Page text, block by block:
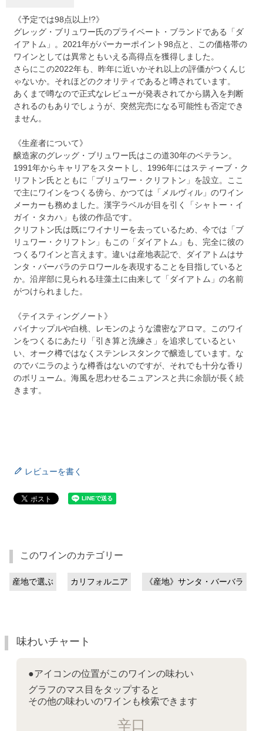
《予定では98点以上!?》
グレッグ・ブリュワー氏のプライベート・ブランドである「ダ
イアトム」。2021年がパーカーポイント98点と、この価格帯の
ワインとしては異常ともいえる高得点を獲得しました。
さらにこの2022年も、昨年に近いかそれ以上の評価がつくんじ
ゃないか。それほどのクオリティであると噂されています。
あくまで噂なので正式なレビューが発表されてから購入を判断
されるのもありでしょうが、突然完売になる可能性も否定でき
ません。
《生産者について》
醸造家のグレッグ・ブリュワー氏はこの道30年のベテラン。
1991年からキャリアをスタートし、1996年にはスティーブ・ク
リフトン氏とともに「ブリュワー・クリフトン」を設立。ここ
で主にワインをつくる傍ら、かつては「メルヴィル」のワイン
メーカーも務めました。漢字ラベルが目を引く「シャトー・イ
ガイ・タカハ」も彼の作品です。
クリフトン氏は既にワイナリーを去っているため、今では「ブ
リュワー・クリフトン」もこの「ダイアトム」も、完全に彼の
つくるワインと言えます。違いは産地表記で、ダイアトムはサ
ンタ・バーバラのテロワールを表現することを目指していると
か。沿岸部に見られる珪藻土に由来して「ダイアトム」の名前
がつけられました。
《テイスティングノート》
パイナップルや白桃、レモンのような濃密なアロマ。このワイ
ンをつくるにあたり「引き算と洗練さ」を追求しているとい
い、オーク樽ではなくステンレスタンクで醸造しています。な
のでバニラのような樽香はないのですが、それでも十分な香り
のボリューム。海風を思わせるニュアンスと共に余韻が長く続
きます。
レビューを書く
このワインのカテゴリー
産地で選ぶ カリフォルニア 《産地》サンタ・バーバラ
味わいチャート
●アイコンの位置がこのワインの味わい
グラフのマス目をタップすると
その他の味わいのワインも検索できます
辛口